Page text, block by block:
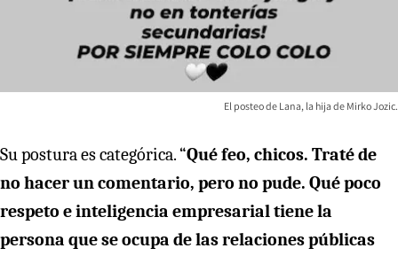
El posteo de Lana, la hija de Mirko Jozic.
Su postura es categórica. “Qué feo, chicos. Traté de
no hacer un comentario, pero no pude. Qué poco
respeto e inteligencia empresarial tiene la
persona que se ocupa de las relaciones públicas